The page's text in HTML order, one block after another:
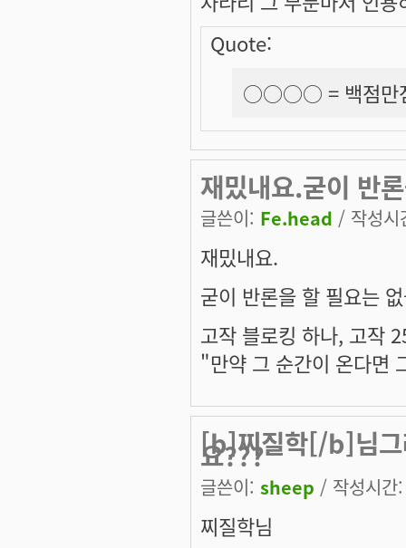
Quote:
○○○○ = 백점만
재밌내요.굳이 반
글쓴이: Fe.head / 작성
재밌내요.
굳이 반론을 할 필요는
고작 블로킹 하나, 고작
"만약 그 순간이 온다면
[b]찌질학[/b]님그
요???
글쓴이: sheep / 작성시
찌질학님